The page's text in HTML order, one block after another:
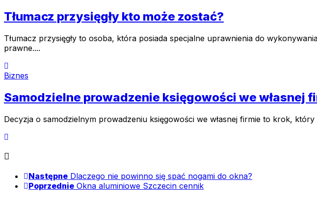
Tłumacz przysięgły kto może zostać?
Tłumacz przysięgły to osoba, która posiada specjalne uprawnienia do
prawne....
Biznes
Samodzielne prowadzenie księgowości we własnej
Decyzja o samodzielnym prowadzeniu księgowości we własnej firmie to krok,
Następne Dlaczego nie powinno się spać nogami do okna?
Poprzednie Okna aluminiowe Szczecin cennik